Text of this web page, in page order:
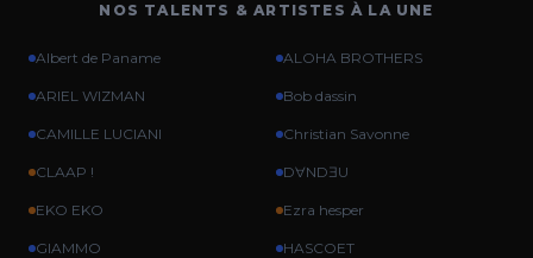
NOS TALENTS & ARTISTES À LA UNE
Albert de Paname ALOHA BROTHERS
ARIEL WIZMAN Bob dassin
CAMILLE LUCIANI Christian Savonne
CLAAP ! DⱯNDƎU
EKO EKO Ezra hesper
GIAMMO HASCOET